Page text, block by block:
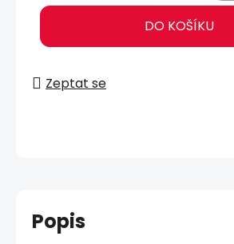
Měrná cena: DO KOŠÍKU
Zeptat se
Popis